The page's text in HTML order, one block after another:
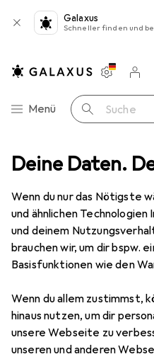
Deine Daten.
Wenn du nur das Nötigste
und ähnlichen
und deinem
brauchen wir, um dir bspw.
Basisfunktionen wie den
Wenn du allem zustimmst,
hinaus nutzen, um dir
unsere Webseite zu
unseren und anderen
Galaxus
Schneller finden und
Navigation nach Kategorien
Menü Suche
Merklisten
Warenkorb
+ Türgarnitur Hoppe
EUR
19,24
Hoppe
Zubehör für